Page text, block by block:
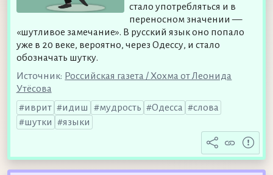
стало употребляться и в
переносном значении —
«шутливое замечание». В русский язык оно попало
уже в 20 веке, вероятно, через Одессу, и стало
обозначать шутку.
Источник: Российская газета / Хохма от Леонида
Утёсова
иврит
идиш мудрость Одесса
слова
шутки
языки